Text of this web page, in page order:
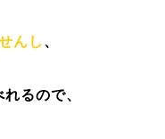
んし 、
るので、